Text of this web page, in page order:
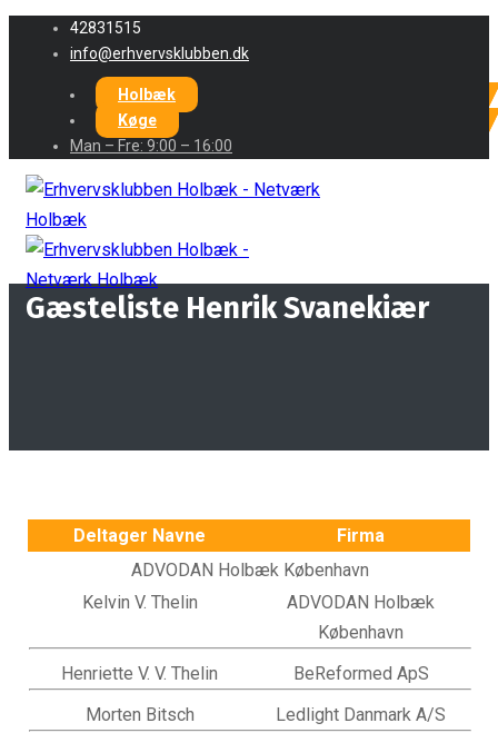
42831515
info@erhvervsklubben.dk
Holbæk
Køge
Man – Fre: 9:00 – 16:00
Gæsteliste Henrik Svanekiær
Deltager Navne
Firma
ADVODAN Holbæk København
Kelvin V. Thelin
ADVODAN Holbæk
København
Henriette V. V. Thelin
BeReformed ApS
Morten Bitsch
Ledlight Danmark A/S